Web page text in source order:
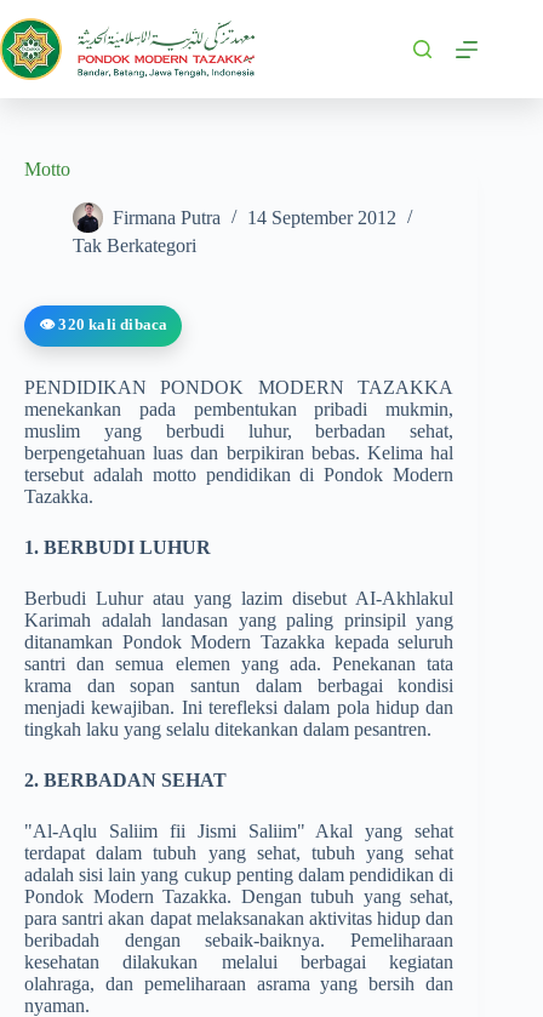
Motto
Firmana Putra
14 September 2012
Tak Berkategori
👁️ 320 kali dibaca
PENDIDIKAN PONDOK MODERN TAZAKKA
menekankan pada pembentukan pribadi mukmin,
muslim yang berbudi luhur, berbadan sehat,
berpengetahuan luas dan berpikiran bebas. Kelima hal
tersebut adalah motto pendidikan di Pondok Modern
Tazakka.
1. BERBUDI LUHUR
Berbudi Luhur atau yang lazim disebut AI-Akhlakul
Karimah adalah landasan yang paling prinsipil yang
ditanamkan Pondok Modern Tazakka kepada seluruh
santri dan semua elemen yang ada. Penekanan tata
krama dan sopan santun dalam berbagai kondisi
menjadi kewajiban. Ini terefleksi dalam pola hidup dan
tingkah laku yang selalu ditekankan dalam pesantren.
2. BERBADAN SEHAT
"Al-Aqlu Saliim fii Jismi Saliim" Akal yang sehat
terdapat dalam tubuh yang sehat, tubuh yang sehat
adalah sisi lain yang cukup penting dalam pendidikan di
Pondok Modern Tazakka. Dengan tubuh yang sehat,
para santri akan dapat melaksanakan aktivitas hidup dan
beribadah dengan sebaik-baiknya. Pemeliharaan
kesehatan dilakukan melalui berbagai kegiatan
olahraga, dan pemeliharaan asrama yang bersih dan
nyaman.